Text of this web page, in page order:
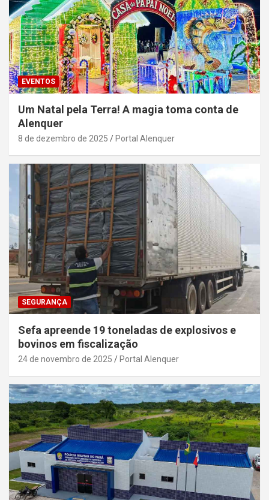
EVENTOS
Um Natal pela Terra! A magia toma conta de
Alenquer
8 de dezembro de 2025 Portal Alenquer
SEGURANÇA
Sefa apreende 19 toneladas de explosivos e
bovinos em fiscalização
24 de novembro de 2025 Portal Alenquer